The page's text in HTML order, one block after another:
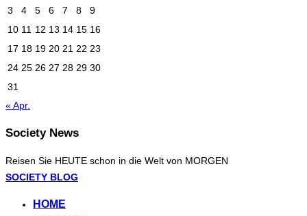
3
4 5 6 7 8
9
10 11 12 13 14 15 16
17 18 19 20 21 22 23
24 25 26 27 28 29 30
31
« Apr.
Society News
Reisen Sie HEUTE schon in die Welt von MORGEN
Zum
springen
SOCIETY BLOG
HOME